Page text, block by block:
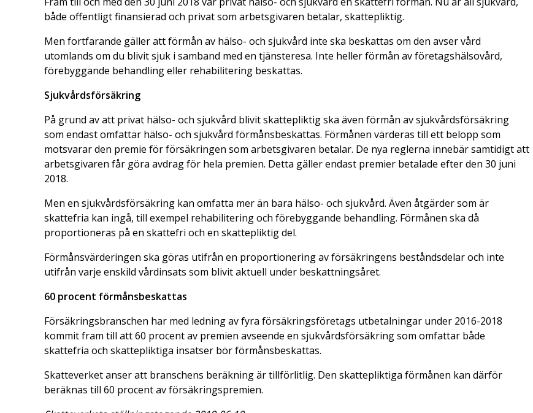
både offentligt finansierad och privat som arbetsgivaren betalar, skattepliktig.
Men fortfarande gäller att förmån av hälso- och sjukvård inte ska beskattas om den avser vård
utomlands om du blivit sjuk i samband med en tjänsteresa. Inte heller förmån av företagshälsovård,
förebyggande behandling eller rehabilitering beskattas.
Sjukvårdsförsäkring
På grund av att privat hälso- och sjukvård blivit skattepliktig ska även förmån av sjukvårdsförsäkring
som endast omfattar hälso- och sjukvård förmånsbeskattas. Förmånen värderas till ett belopp som
motsvarar den premie för försäkringen som arbetsgivaren betalar. De nya reglerna innebär samtidigt att
arbetsgivaren får göra avdrag för hela premien. Detta gäller endast premier betalade efter den 30 juni
2018.
Men en sjukvårdsförsäkring kan omfatta mer än bara hälso- och sjukvård. Även åtgärder som är
skattefria kan ingå, till exempel rehabilitering och förebyggande behandling. Förmånen ska då
proportioneras på en skattefri och en skattepliktig del.
Förmånsvärderingen ska göras utifrån en proportionering av försäkringens beståndsdelar och inte
utifrån varje enskild vårdinsats som blivit aktuell under beskattningsåret.
60 procent förmånsbeskattas
Försäkringsbranschen har med ledning av fyra försäkringsföretags utbetalningar under 2016-2018
kommit fram till att 60 procent av premien avseende en sjukvårdsförsäkring som omfattar både
skattefria och skattepliktiga insatser bör förmånsbeskattas.
Skatteverket anser att branschens beräkning är tillförlitlig. Den skattepliktiga förmånen kan därför
beräknas till 60 procent av försäkringspremien.